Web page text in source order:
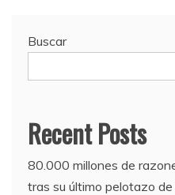
Buscar
Recent Posts
80.000 millones de
tras su último pelotazo